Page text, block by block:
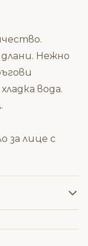
Нежно
вода.
за лице с